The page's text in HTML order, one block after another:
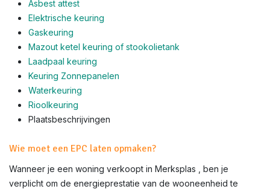
Asbest attest
Elektrische keuring
Gaskeuring
Mazout ketel keuring of stookolietank
Laadpaal keuring
Keuring Zonnepanelen
Waterkeuring
Rioolkeuring
Plaatsbeschrijvingen
Wie moet een EPC laten opmaken?
Wanneer je een woning verkoopt in Merksplas , ben je
verplicht om de energieprestatie van de wooneenheid te